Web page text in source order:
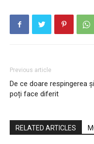
Previous article
De ce doare respingerea
poți face diferit
RELATED ARTICLES